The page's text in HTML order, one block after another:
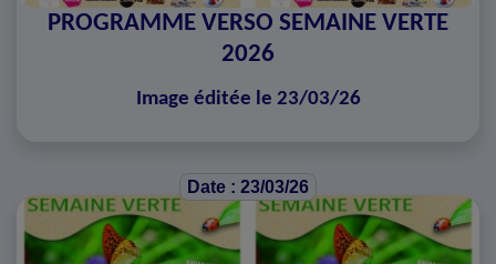
PROGRAMME VERSO SEMAINE VERTE
2026
Image éditée le 23/03/26
Date : 23/03/26